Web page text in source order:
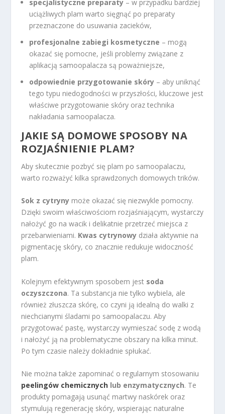
specjalistyczne preparaty – w przypadku bardziej
uciążliwych plam warto sięgnąć po preparaty
przeznaczone do usuwania zacieków,
profesjonalne zabiegi kosmetyczne – mogą
okazać się pomocne, jeśli problemy związane z
aplikacją samoopalacza są poważniejsze,
odpowiednie przygotowanie skóry – aby uniknąć
tego typu niedogodności w przyszłości, kluczowe jest
właściwe przygotowanie skóry oraz technika
nakładania samoopalacza.
JAKIE SĄ DOMOWE SPOSOBY NA
ROZJAŚNIENIE PLAM?
Aby skutecznie pozbyć się plam po samoopalaczu,
warto rozważyć kilka sprawdzonych domowych trików.
Sok z cytryny może okazać się niezwykle pomocny.
Dzięki swoim właściwościom rozjaśniającym, wystarczy
nałożyć go na wacik i delikatnie przetrzeć miejsca z
przebarwieniami. Kwas cytrynowy działa aktywnie na
pigmentację skóry, co znacznie redukuje widoczność
plam.
Kolejnym efektywnym sposobem jest soda
oczyszczona. Ta substancja nie tylko wybiela, ale
również złuszcza skórę, co czyni ją idealną do walki z
niechcianymi śladami po samoopalaczu. Aby
przygotować pastę, wystarczy wymieszać sodę z wodą
i nałożyć ją na problematyczne obszary na kilka minut.
Po tym czasie należy dokładnie spłukać.
Nie można także zapominać o regularnym stosowaniu
peelingów chemicznych lub enzymatycznych. Te
produkty pomagają usunąć martwy naskórek oraz
stymulują regenerację skóry, wspierając naturalne